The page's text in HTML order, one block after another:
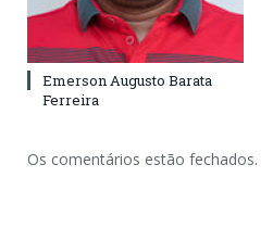
Emerson Augusto Barata
Ferreira
Os comentários estão fechados.